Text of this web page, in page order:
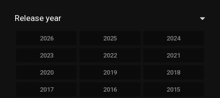
Release year
2026 2025 2024
2023 2022 2021
2020 2019 2018
2017 2016 2015